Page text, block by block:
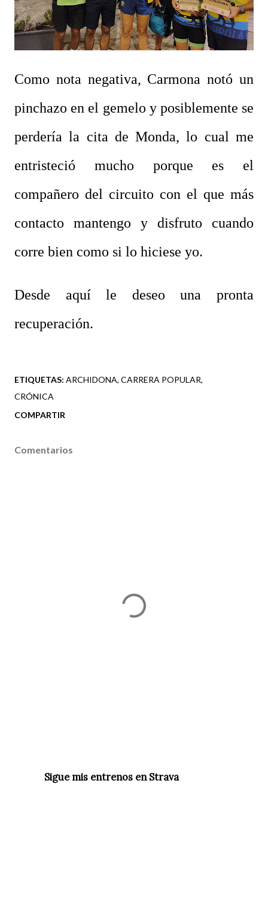
Como nota negativa, Carmona notó un
pinchazo en el gemelo y posiblemente se
perdería la cita de Monda, lo cual me
entristeció mucho porque es el
compañero del circuito con el que más
contacto mantengo y disfruto cuando
corre bien como si lo hiciese yo.
Desde aquí le deseo una pronta
recuperación.
ETIQUETAS: ARCHIDONA CARRERA POPULAR
CRÓNICA
COMPARTIR
Comentarios
Sigue mis entrenos en Strava